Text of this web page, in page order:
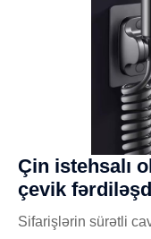
Çin istehsalı
çevik
Sifarişlərin sürətli